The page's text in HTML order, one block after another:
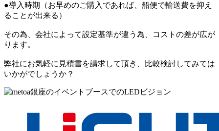
●導入時期（お早めのご購入であれば、船便で輸送費を抑え
ることが出来る）
その為、会社によって設定基準が違う為、コストの差が広が
ります。
弊社にお気軽に見積書を請求して頂き、比較検討してみては
いかがでしょうか？